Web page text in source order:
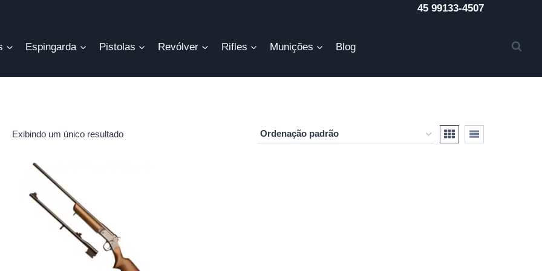
45 99133-4507
Espingarda Pistolas Revólver Rifles Munições Blog
Exibindo um único resultado